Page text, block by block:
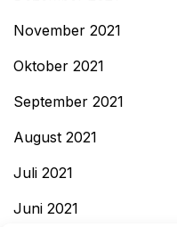
November 2021
Oktober 2021
September 2021
August 2021
Juli 2021
Juni 2021